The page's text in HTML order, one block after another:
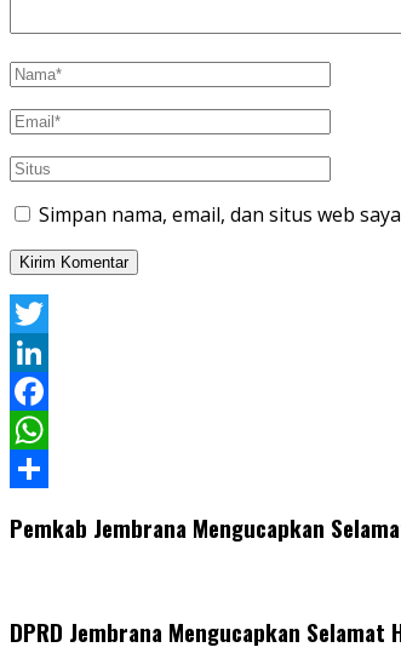
Simpan nama, email, dan situs web
Twitter
LinkedIn
Facebook
WhatsApp
Pemkab Jembrana Mengucapkan
DPRD Jembrana Mengucapkan Selamat